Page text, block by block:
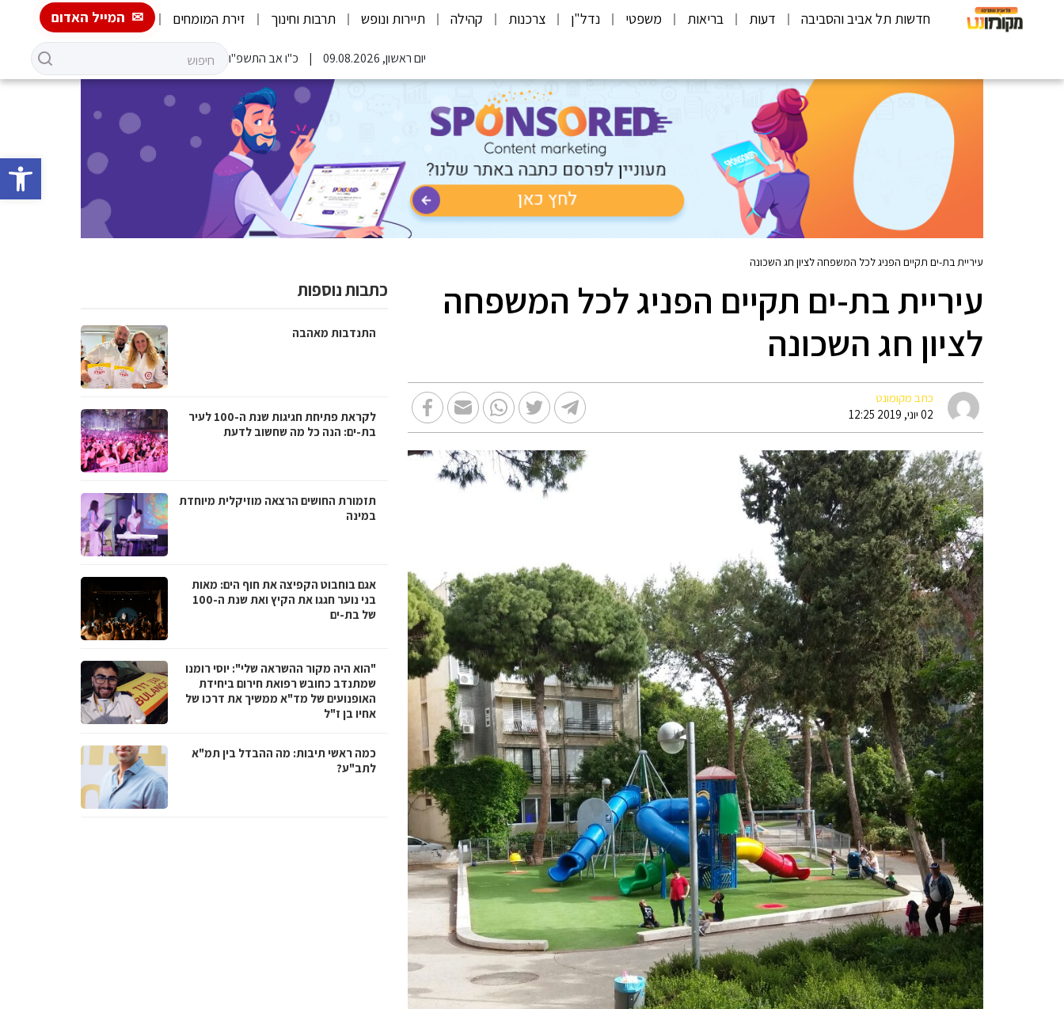
פתח
חדשות תל אביב והסביבה דעות בריאות משפטי נדל"ן צרכנות קהילה תיירות ונופש תרבות וחינוך זירת המומחים המייל האדום
יום ראשון, 09.08.2026 כ"ו אב התשפ"ו
עיריית בת-ים תקיים הפניג לכל המשפחה לציון חג השכונה
עיריית בת-ים תקיים הפניג לכל המשפחה
לציון חג השכונה
כתב מקומונט
02 יוני, 2019 12:25
כתבות נוספות
התנדבות מאהבה
לקראת פתיחת חגיגות שנת ה-100 לעיר
בת-ים: הנה כל מה שחשוב לדעת
תזמורת החושים הרצאה מוזיקלית מיוחדת
במינה
אגם בוחבוט הקפיצה את חוף הים: מאות
בני נוער חגגו את הקיץ ואת שנת ה-100
של בת-ים
"הוא היה מקור ההשראה שלי": יוסי רומנו
שמתנדב כחובש רפואת חירום ביחידת
האופנועים של מד"א ממשיך את דרכו של
אחיו בן ז"ל
כמה ראשי תיבות: מה ההבדל בין תמ"א
לתב"ע?